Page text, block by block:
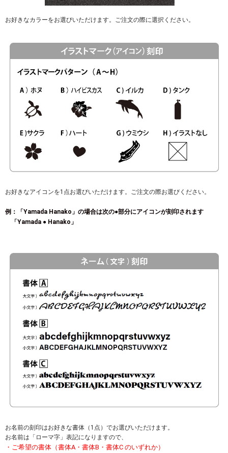
お好きなカラーをお選びいただけます。ご注文の際に選択ください。
お好きなアイコンを1点お選びいただけます。ご注文の際お選びください。
例：「Yamada Hanako」の場合は次の●部分にアイコンが刻印されます
「Yamada ● Hanako」
お名前の刻印はお好きな書体（1点）でお選びいただけます。
お名前は「ローマ字」表記になりますので、
・ご希望の書体（書体A・書体B・書体C のいずれか）